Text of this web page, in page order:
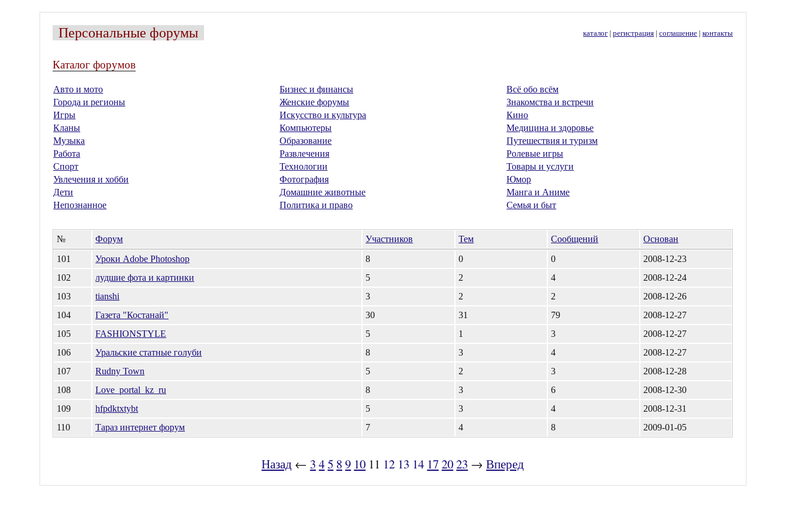
Персональные форумы каталог |регистрация |соглашение |контакты
Каталог форумов
Авто и мото Бизнес и финансы
Всё обо всём
Города и регионы
Женские форумы
Знакомства и встречи
Игры
Искусство и культура
Кино
Кланы
Компьютеры
Медицина и здоровье
Музыка
Образование
Путешествия и туризм
Работа
Развлечения
Ролевые игры
Спорт
Технологии
Товары и услуги
Увлечения и хобби
Фотография
Юмор
Дети
Домашние животные
Манга и Аниме
Непознанное
Политика и право Семья и быт
№ Форум Участников Тем Сообщений
Основан
101
Уроки Adobe Photoshop 8 0 0
2008-12-23
102
лудшие фота и картинки 5 2 4
2008-12-24
103
tianshi 3 2 2
2008-12-26
104
Газета "Костанай" 30 31 79
2008-12-27
105
FASHIONSTYLE 5 1 3
2008-12-27
106
Уральские статные голуби 8 3 4
2008-12-27
107
Rudny Town 5 2 3
2008-12-28
108
Love_portal_kz_ru 8 3 6
2008-12-30
109
hfpdktxtybt 5 3 4
2008-12-31
110
Тараз интернет форум 7 4 8 2009-01-05
Назад ← 3 45 89 10 11 12 13 14 172023 →Вперед